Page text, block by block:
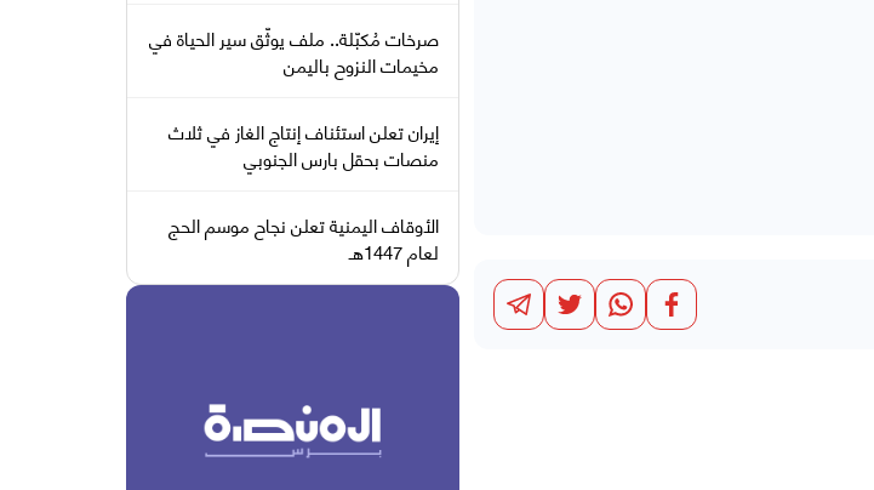
صرخات مُكبّلة.. ملف يوثّق سير الحياة في
مخيمات النزوح باليمن
إيران تعلن استئناف إنتاج الغاز في ثلاث
منصات بحقل بارس الجنوبي
الأوقاف اليمنية تعلن نجاح موسم الحج
لعام 1447هـ